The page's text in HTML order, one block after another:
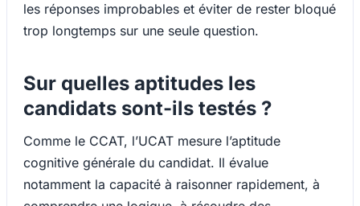
les réponses improbables et éviter de rester bloqué
trop longtemps sur une seule question.
Sur quelles aptitudes les
candidats sont-ils testés ?
Comme le CCAT, l’UCAT mesure l’aptitude
cognitive générale du candidat. Il évalue
notamment la capacité à raisonner rapidement, à